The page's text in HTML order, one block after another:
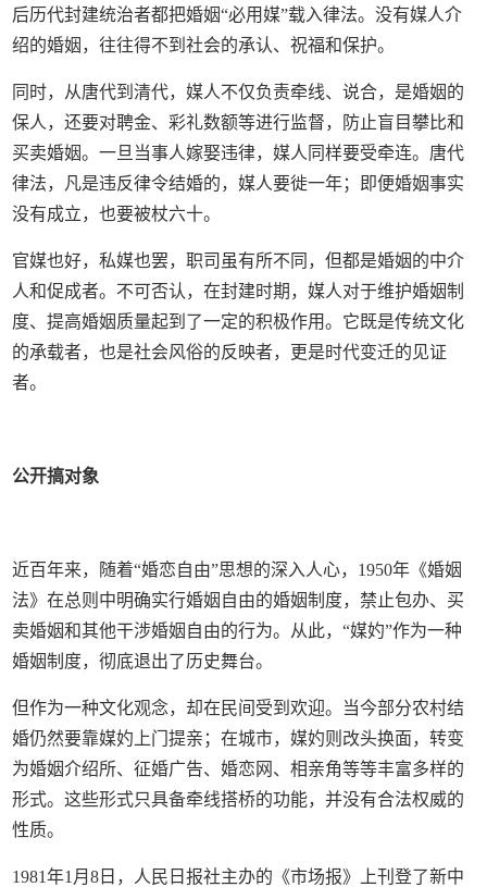
后历代封建统治者都把婚姻“必用媒”载入律法。没有媒人介
绍的婚姻，往往得不到社会的承认、祝福和保护。
同时，从唐代到清代，媒人不仅负责牵线、说合，是婚姻的
保人，还要对聘金、彩礼数额等进行监督，防止盲目攀比和
买卖婚姻。一旦当事人嫁娶违律，媒人同样要受牵连。唐代
律法，凡是违反律令结婚的，媒人要徙一年；即便婚姻事实
没有成立，也要被杖六十。
官媒也好，私媒也罢，职司虽有所不同，但都是婚姻的中介
人和促成者。不可否认，在封建时期，媒人对于维护婚姻制
度、提高婚姻质量起到了一定的积极作用。它既是传统文化
的承载者，也是社会风俗的反映者，更是时代变迁的见证
者。
公开搞对象
近百年来，随着“婚恋自由”思想的深入人心，1950年《婚姻
法》在总则中明确实行婚姻自由的婚姻制度，禁止包办、买
卖婚姻和其他干涉婚姻自由的行为。从此，“媒妁”作为一种
婚姻制度，彻底退出了历史舞台。
但作为一种文化观念，却在民间受到欢迎。当今部分农村结
婚仍然要靠媒妁上门提亲；在城市，媒妁则改头换面，转变
为婚姻介绍所、征婚广告、婚恋网、相亲角等等丰富多样的
形式。这些形式只具备牵线搭桥的功能，并没有合法权威的
性质。
1981年1月8日，人民日报社主办的《市场报》上刊登了新中